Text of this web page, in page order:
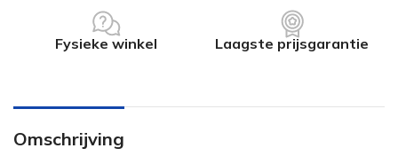
Fysieke winkel Laagste prijsgarantie
Omschrijving